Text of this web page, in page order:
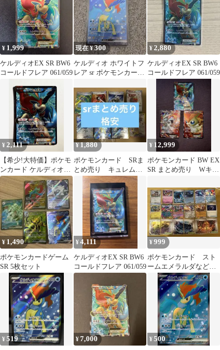
¥ 1,999
ケルディオEX SR BW6
コールドフレア 061/059
現在 ¥300
ケルディオ ホワイトフ
レア sr ポケモンカード
¥2,880
ケルディオEX SR BW6
コールドフレア 061/059
¥ 2,111
【希少!大特価】ポケモ
ンカード ケルディオ
EX SR BW6 コールドフ
レア
¥1,880
ポケモンカード SRま
とめ売り キュレム
ケルディオ オーガポ
ン バンクメット
¥ 12,999
ポケモンカード BW EX
SR まとめ売り Wキュ
クティニ
¥ 1,490
ポケモンカードゲーム
SR 5枚セット
¥4,111
ケルディオEX SR BW6
コールドフレア 061/059
¥999
ポケモンカード スト
ームエメラルダなど
バブル水エネルギーSR
＋RR＋R＋U
¥519 ¥7,000 ¥500